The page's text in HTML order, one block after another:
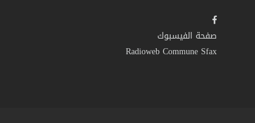
صفحة الفيسبوك
Radioweb Commune Sfax